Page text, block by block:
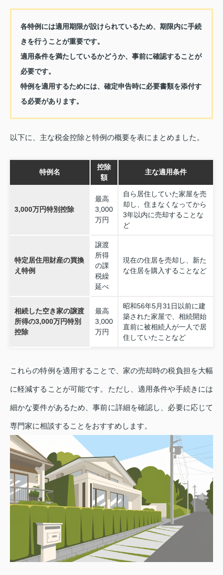
各特例には適用期限が設けられているため、期限内に手続
きを行うことが重要です。
適用条件を満たしているかどうか、事前に確認することが
必要です。
特例を適用するためには、確定申告時に必要書類を添付す
る必要があります。
以下に、主な税金控除と特例の概要を表にまとめました。
特例名
控除
額
主な適用条件
3,000万円特別控除
最高
3,000
万円
自ら居住していた家屋を売
却し、住まなくなってから
3年以内に売却することな
ど
特定居住用財産の買換
え特例
譲渡
所得
の課
税繰
延べ
現在の住居を売却し、新た
な住居を購入することなど
相続した空き家の譲渡
所得の3,000万円特別
控除
最高
3,000
万円
昭和56年5月31日以前に建
築された家屋で、相続開始
直前に被相続人が一人で居
住していたことなど
これらの特例を適用することで、家の売却時の税負担を大幅
に軽減することが可能です。ただし、適用条件や手続きには
細かな要件があるため、事前に詳細を確認し、必要に応じて
専門家に相談することをおすすめします。